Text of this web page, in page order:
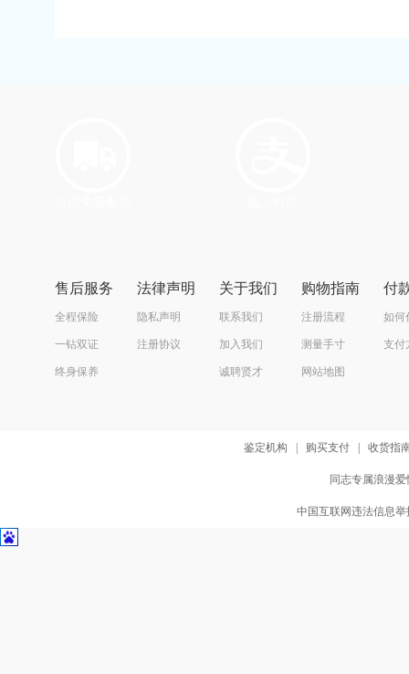
售后服务
全程保险
一钻双证
终身保养
法律声明
隐私声明
注册协议
关于我们
联系我们
加入我们
诚聘贤才
购物指南
注册流程
测量手寸
网站地图
付
如何
支付
鉴定机构 购买支付 收货指
同志专属浪漫
中国互联网违法信息